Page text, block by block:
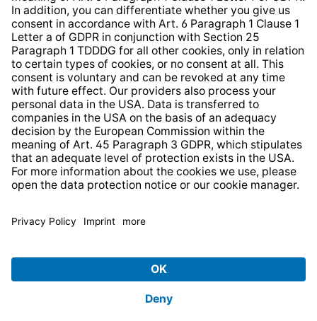
delivery charges, if not stated otherwise.
© 2026 TechniSat Digital GmbH
TechniSat is a company of the